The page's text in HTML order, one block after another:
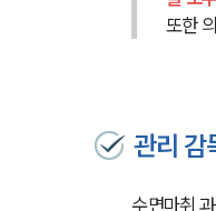
또한
관리 감
수면마취